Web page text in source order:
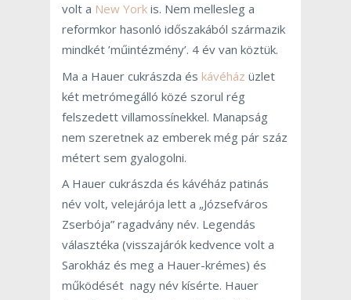
volt a New York is. Nem mellesleg a
reformkor hasonló időszakából származik
mindkét ’műintézmény’. 4 év van köztük.
Ma a Hauer cukrászda és kávéház üzlet
két metrómegálló közé szorul rég
felszedett villamossínekkel. Manapság
nem szeretnek az emberek még pár száz
métert sem gyalogolni.
A Hauer cukrászda és kávéház patinás
név volt, velejárója lett a „Józsefváros
Zserbója” ragadvány név. Legendás
választéka (visszajárók kedvence volt a
Sarokház és meg a Hauer-krémes) és
működését nagy név kísérte. Hauer